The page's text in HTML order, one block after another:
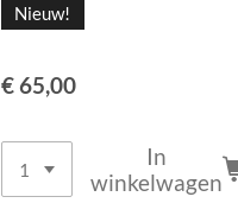
Nieuw!
€ 65,00
In
winkelwagen